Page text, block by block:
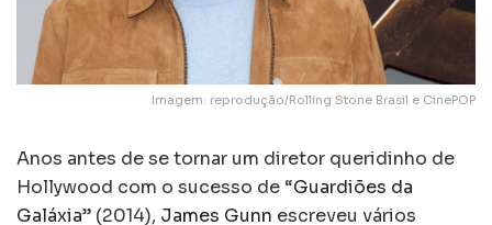
Imagem: reprodução/Rolling Stone Brasil e CinePOP
Anos antes de se tornar um diretor queridinho de
Hollywood com o sucesso de “Guardiões da
Galáxia” (2014), James Gunn escreveu vários